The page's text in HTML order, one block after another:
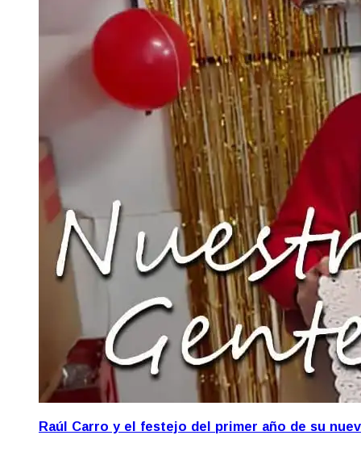
Raúl Carro y el festejo del primer año de su